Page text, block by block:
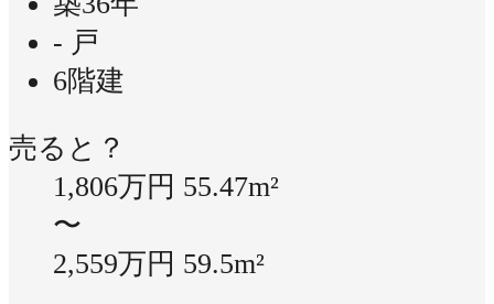
- 戸
6階建
売ると？
1,806万円 55.47m²
〜
2,559万円 59.5m²